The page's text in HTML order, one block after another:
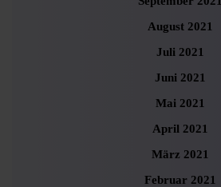
August 2021
Juli 2021
Juni 2021
Mai 2021
April 2021
März 2021
Februar 2021